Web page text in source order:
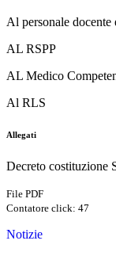
Al personale docente
AL RSPP
AL Medico
Al RLS
Allegati
Decreto costituzione
File PDF
Contatore click: 47
Notizie